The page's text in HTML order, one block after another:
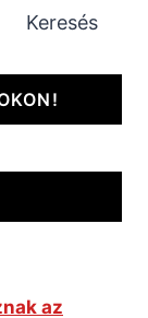
Keresés
az